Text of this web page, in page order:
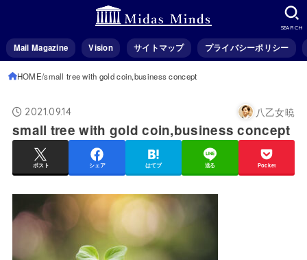
Mail Magazine Vision サイトマップ プライバシーポリシー
SEARCH
HOME small tree with gold coin,business concept
2021.09.14 八乙女暁
small tree with gold coin,business concept
ポスト シェア はてブ 送る Pocket